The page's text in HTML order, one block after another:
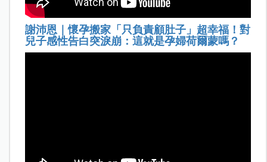
謝沛恩｜懷孕搬家「只負責顧肚子」超幸福！對
兒子感性告白突淚崩：這就是孕婦荷爾蒙嗎？